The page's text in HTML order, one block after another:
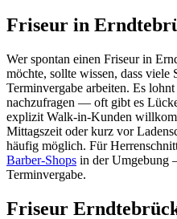
Friseur in
Wer spontan einen Friseur in
möchte, sollte wissen, dass viele
Terminvergabe arbeiten. Es
nachzufragen — oft gibt es
explizit Walk-in-Kunden
Mittagszeit oder kurz vor
häufig möglich. Für
Barber-Shops in der Umgebung
Terminvergabe.
Friseur